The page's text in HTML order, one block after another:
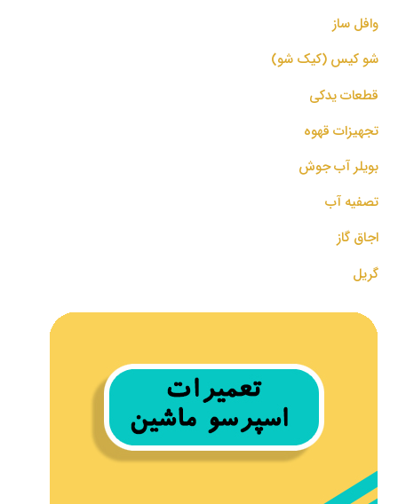
وافل ساز
شو کیس (کیک شو)
قطعات یدکی
تجهیزات قهوه
بویلر آب جوش
تصفیه آب
اجاق گاز
گریل